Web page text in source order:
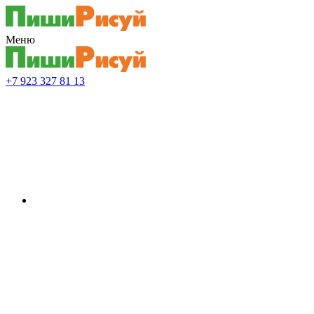
Меню
+7 923 327 81 13